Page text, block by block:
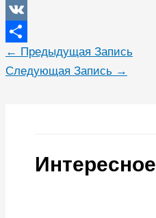
Telegram
VK
Отправить
← Предыдущая Запись
Следующая Запись →
Интересное